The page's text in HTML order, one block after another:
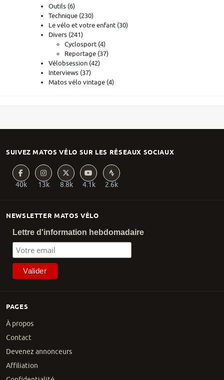
Outils (6)
Technique (230)
Le vélo et votre enfant (30)
Divers (241)
Cyclosport (4)
Reportage (37)
Vélobsession (42)
Interviews (37)
Matos vélo vintage (4)
PAGES
À propos
Contact
Devenez annonceurs
Affiliation
NEWSLETTER MATOS VÉLO
Lettre d'information hebdomadaire
SUIVEZ MATOS VÉLO SUR LES RÉSEAUX SOCIAUX
40k 13k 8.8k 4.1k 2.6k